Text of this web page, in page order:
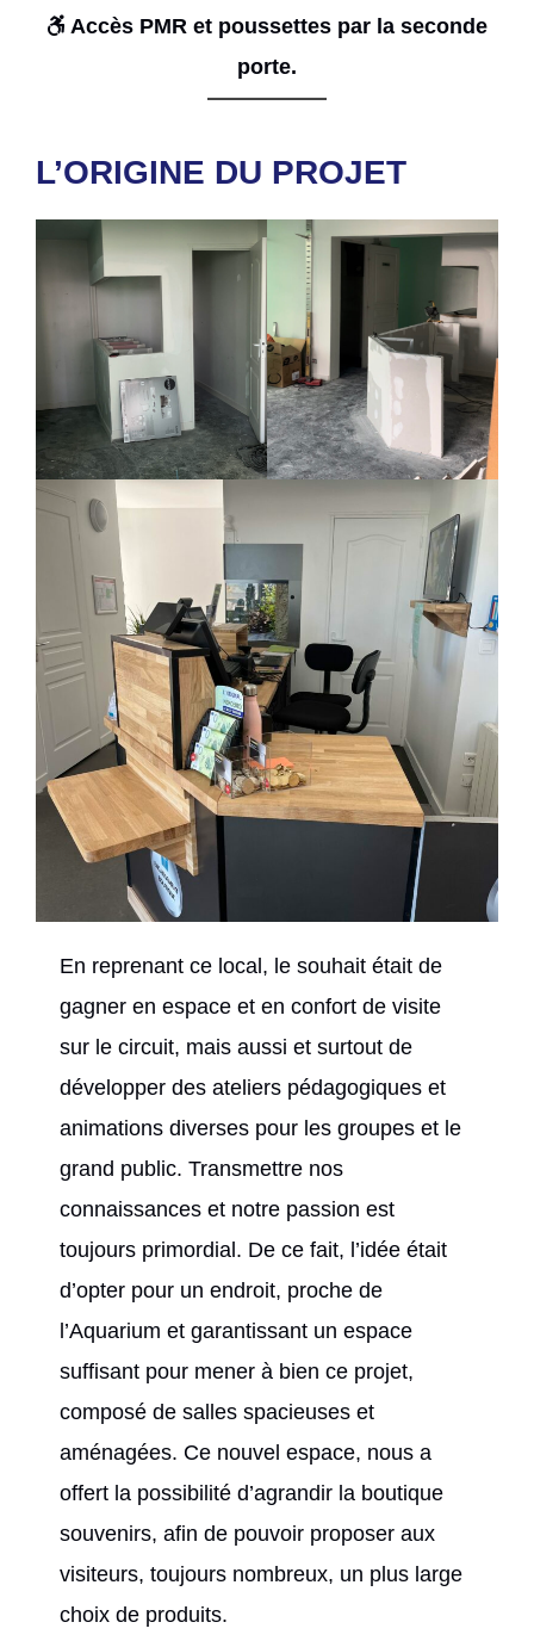
Accès PMR et poussettes par la seconde
porte.
L’ORIGINE DU PROJET
En reprenant ce local, le souhait était de
gagner en espace et en confort de visite
sur le circuit, mais aussi et surtout de
développer des ateliers pédagogiques et
animations diverses pour les groupes et le
grand public. Transmettre nos
connaissances et notre passion est
toujours primordial. De ce fait, l’idée était
d’opter pour un endroit, proche de
l’Aquarium et garantissant un espace
suffisant pour mener à bien ce projet,
composé de salles spacieuses et
aménagées. Ce nouvel espace, nous a
offert la possibilité d’agrandir la boutique
souvenirs, afin de pouvoir proposer aux
visiteurs, toujours nombreux, un plus large
choix de produits.